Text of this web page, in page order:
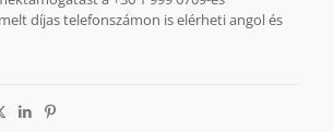
díjas telefonszámon is elérheti angol és